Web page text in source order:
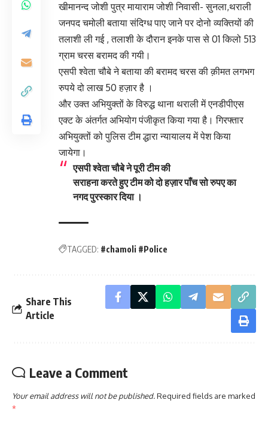
खीमानन्द जोशी पुत्र मायाराम जोशी निवासी- सुनला,थराली
जनपद चमोली बताया संदिग्ध पाए जाने पर दोनो व्यक्तियों की
तलाशी ली गई , तलाशी के दौरान इनके पास से 01 किलो 513
ग्राम चरस बरामद की गयी।
एसपी श्वेता चौबे ने बताया की बरामद चरस की क़ीमत लगभग
रुपये दो लाख 50 हज़ार है ।
और उक्त अभियुक्तों के विरुद्ध थाना थराली में एनडीपीएस
एक्ट के अंतर्गत अभियोग पंजीकृत किया गया है। गिरफ्तार
अभियुक्तों को पुलिस टीम द्धारा न्यायालय में पेश किया
जायेगा।
एसपी श्वेता चौबे ने पूरी टीम की
सराहना करते हुए टीम को दो हज़ार पाँच सो रुपए का
नगद पुरस्कार दिया ।
TAGGED: #chamoli #Police
Share This
Article
Leave a Comment
Your email address will not be published.Required fields are marked
*